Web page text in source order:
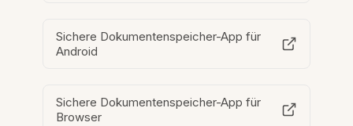
Sichere Dokumentenspeicher-App für
Android
Sichere Dokumentenspeicher-App für
Browser